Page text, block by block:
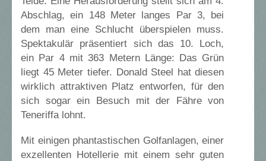
Abschlag, ein 148 Meter langes Par 3, bei
dem man eine Schlucht überspielen muss.
Spektakulär präsentiert sich das 10. Loch,
ein Par 4 mit 363 Metern Länge: Das Grün
liegt 45 Meter tiefer. Donald Steel hat diesen
wirklich attraktiven Platz entworfen, für den
sich sogar ein Besuch mit der Fähre von
Teneriffa lohnt.
Mit einigen phantastischen Golfanlagen, einer
exzellenten Hotellerie mit einem sehr guten